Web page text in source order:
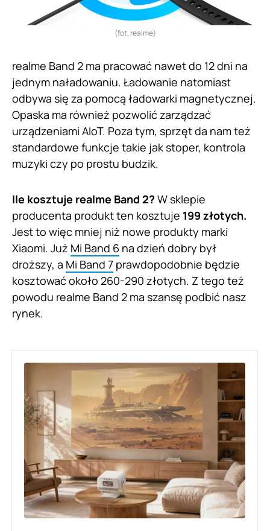
(fot. realme)
realme Band 2 ma pracować nawet do 12 dni na
jednym naładowaniu. Ładowanie natomiast
odbywa się za pomocą ładowarki magnetycznej.
Opaska ma również pozwolić zarządzać
urządzeniami AIoT. Poza tym, sprzęt da nam też
standardowe funkcje takie jak stoper, kontrola
muzyki czy po prostu budzik.
Ile kosztuje realme Band 2? W sklepie
producenta produkt ten kosztuje 199 złotych.
Jest to więc mniej niż nowe produkty marki
Xiaomi. Już Mi Band 6 na dzień dobry był
droższy, a Mi Band 7 prawdopodobnie będzie
kosztować około 260-290 złotych. Z tego też
powodu realme Band 2 ma szansę podbić nasz
rynek.